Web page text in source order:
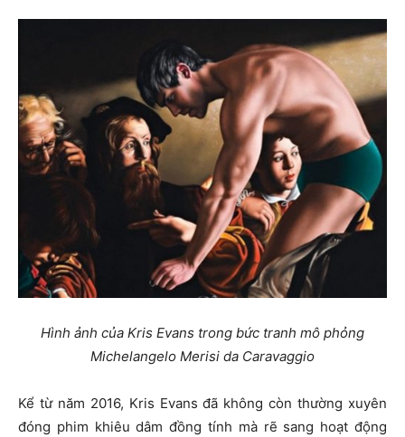
Hình ảnh của Kris Evans trong bức tranh mô phỏng
Michelangelo Merisi da Caravaggio
Kể từ năm 2016, Kris Evans đã không còn thường xuyên
đóng phim khiêu dâm đồng tính mà rẽ sang hoạt động